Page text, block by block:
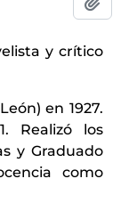
y crítico
en 1927.
Realizó los
y Graduado
como